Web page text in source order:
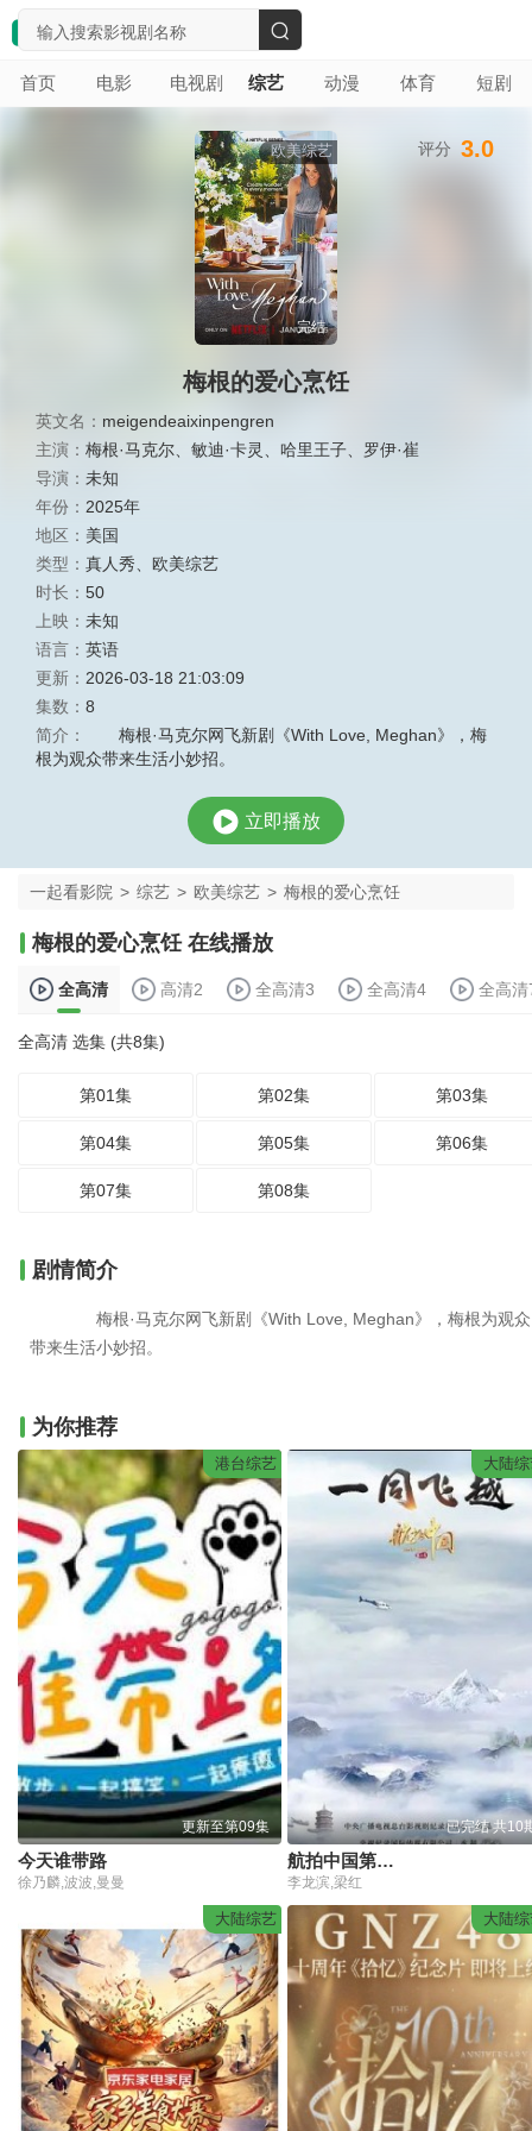
首页 电影 电视剧 综艺 动漫 体育 短剧
搜
索
欧美综艺
完结
梅根的爱心烹饪
英文名： meigendeaixinpengren
主演： 梅根·马克尔 敏迪·卡灵 哈里王子
罗伊·崔
导演： 未知
年份： 2025年
地区： 美国
类型： 真人秀
欧美综艺
时长： 50
上映： 未知
语言： 英语
更新： 2026-03-18 21:03:09
集数： 8
简介：
梅根·马克尔网飞新剧《With Love, Meghan》，梅
根为观众带来生活小妙招。
评分 3.0
立即播放
一起看影院 > 综艺 > 欧美综艺 > 梅根的爱心烹饪
梅根的爱心烹饪 在线播放
全高清 高清2 全高清3 全高清4 全高清
全高清 选集 (共8集)
第01集 第02集 第03集
第04集 第05集 第06集
第07集 第08集
剧情简介
梅根·马克尔网飞新剧《With Love, Meghan》，梅根为观众
带来生活小妙招。
为你推荐
港台综艺
更新至第09集
今天谁带路
徐乃麟,波波,曼曼
大陆
已完结 共10
航拍中国第三季
李龙滨,梁红
大陆综艺 大陆